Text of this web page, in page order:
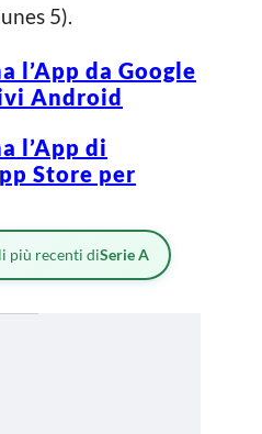
5).
l’App da Google
Android
l’App di
Store per
più recenti diSerie A